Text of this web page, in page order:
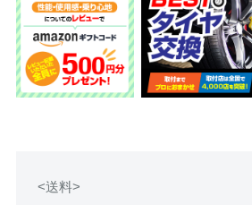
<送料>